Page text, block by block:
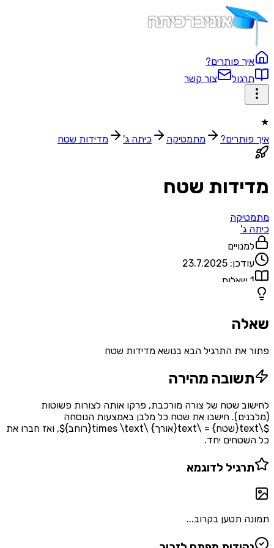
איך פותרים?
תרגול
צור קשר
★
איך פותרים?
מתמטיקה כיתה ג' מדידות שטח
מדידות שטח
מתמטיקה
כיתה ג'
למנויים
עודכן: 23.7.2025
1 שאלות
שאלה
פתור את התרגיל הבא בנושא מדידות שטח
תשובה מהירה
לחישוב שטח של צורה מורכבת, פרקו אותה לצורות פשוטות
(מלבנים). חישבו את שטח כל מלבן באמצעות הנוסחה
$\text{שטח} = \text{אורך} \times \text{רוחב}$, ואז חברו את
כל השטחים יחד.
תרגיל לדוגמא
תמונה תטען בקרוב...